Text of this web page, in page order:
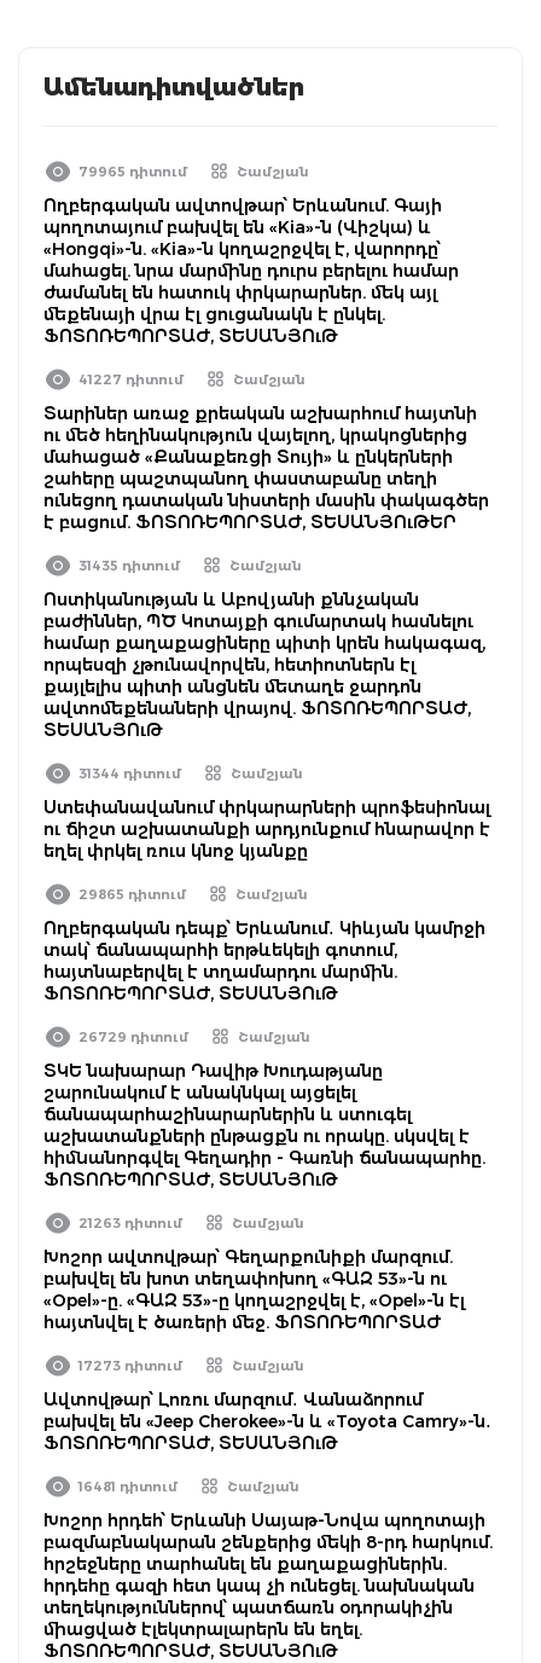
Ամենադիտվածներ
79965 դիտում Շամշյան
Ողբերգական ավտովթար՝ Երևանում. Գայի
պողոտայում բախվել են «Kia»-ն (Վիշկա) և
«Hongqi»-ն. «Kia»-ն կողաշրջվել է, վարորդը՝
մահացել. նրա մարմինը դուրս բերելու համար
ժամանել են հատուկ փրկարարներ. մեկ այլ
մեքենայի վրա էլ ցուցանակն է ընկել.
ՖՈՏՈՌԵՊՈՐՏԱԺ, ՏԵՍԱՆՅՈւԹ
41227 դիտում Շամշյան
Տարիներ առաջ քրեական աշխարհում հայտնի
ու մեծ հեղինակություն վայելող, կրակոցներից
մահացած «Քանաքեռցի Տույի» և ընկերների
շահերը պաշտպանող փաստաբանը տեղի
ունեցող դատական նիստերի մասին փակագծեր
է բացում. ՖՈՏՈՌԵՊՈՐՏԱԺ, ՏԵՍԱՆՅՈւԹԵՐ
31435 դիտում Շամշյան
Ոստիկանության և Աբովյանի քննչական
բաժիններ, ՊԾ Կոտայքի գումարտակ հասնելու
համար քաղաքացիները պիտի կրեն հակագազ,
որպեսզի չթունավորվեն, հետիոտներն էլ
քայլելիս պիտի անցնեն մետաղե ջարդոն
ավտոմեքենաների վրայով. ՖՈՏՈՌԵՊՈՐՏԱԺ,
ՏԵՍԱՆՅՈւԹ
31344 դիտում Շամշյան
Ստեփանավանում փրկարարների պրոֆեսիոնալ
ու ճիշտ աշխատանքի արդյունքում հնարավոր է
եղել փրկել ռուս կնոջ կյանքը
29865 դիտում Շամշյան
Ողբերգական դեպք՝ Երևանում․ Կիևյան կամրջի
տակ՝ ճանապարհի երթևեկելի գոտում,
հայտնաբերվել է տղամարդու մարմին.
ՖՈՏՈՌԵՊՈՐՏԱԺ, ՏԵՍԱՆՅՈւԹ
26729 դիտում Շամշյան
ՏԿԵ նախարար Դավիթ Խուդաթյանը
շարունակում է անակնկալ այցելել
ճանապարհաշինարարներին և ստուգել
աշխատանքների ընթացքն ու որակը. սկսվել է
հիմնանորգվել Գեղադիր - Գառնի ճանապարհը.
ՖՈՏՈՌԵՊՈՐՏԱԺ, ՏԵՍԱՆՅՈւԹ
21263 դիտում Շամշյան
Խոշոր ավտովթար՝ Գեղարքունիքի մարզում.
բախվել են խոտ տեղափոխող «ԳԱԶ 53»-ն ու
«Opel»-ը. «ԳԱԶ 53»-ը կողաշրջվել է, «Opel»-ն էլ
հայտնվել է ծառերի մեջ. ՖՈՏՈՌԵՊՈՐՏԱԺ
17273 դիտում Շամշյան
Ավտովթար՝ Լոռու մարզում․ Վանաձորում
բախվել են «Jeep Cherokee»-ն և «Toyota Camry»-ն․
ՖՈՏՈՌԵՊՈՐՏԱԺ, ՏԵՍԱՆՅՈւԹ
16481 դիտում Շամշյան
Խոշոր հրդեհ՝ Երևանի Սայաթ-Նովա պողոտայի
բազմաբնակարան շենքերից մեկի 8-րդ հարկում.
հրշեջները տարհանել են քաղաքացիներին.
հրդեհը գազի հետ կապ չի ունեցել. նախնական
տեղեկություններով՝ պատճառն օդորակիչին
միացված էլեկտրալարերն են եղել.
ՖՈՏՈՌԵՊՈՐՏԱԺ, ՏԵՍԱՆՅՈւԹ